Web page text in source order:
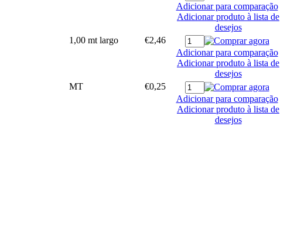
Adicionar para comparação
Adicionar produto à lista de
desejos
1,00 mt largo
€2,46
Adicionar para comparação
Adicionar produto à lista de
desejos
MT
€0,25
Adicionar para comparação
Adicionar produto à lista de
desejos